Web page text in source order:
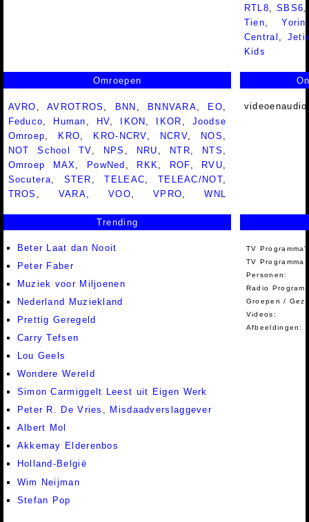
RTL8,SBS6
Tien,Yorin
Central ,
Kids
Omroepen
AVRO ,AVROTROS BNN BNNVARA EO
Feduco
Human HV IKON IKOR
Joodse
Omroep
KRO KRO-NCRV NCRV NOS
NOT School TV
NPS NRU NTR NTS
Omroep MAX
PowNed RKK ROF RVU
Socutera
STER ,TELEAC TELEAC/NOT
TROS
VARA ,VOO ,VPRO ,WNL
Trending
Beter Laat dan Nooit
Peter Faber
Muziek voor Miljoenen
Nederland Muziekland
Prettig Geregeld
Carry Tefsen
Lou Geels
Wondere Wereld
Simon Carmiggelt Leest uit Eigen Werk
Peter R. De Vries, Misdaadverslaggever
Albert Mol
Akkemay Elderenbos
Holland-België
Wim Neijman
Stefan Pop
TV
TV Programma
Personen:
Radio
Groepen /
Videos:
Afbeeldingen: